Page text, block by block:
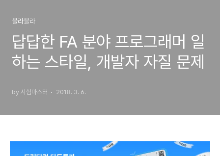
블라블라
답답한 FA 분야 프로그래머 일
하는 스타일, 개발자 자질 문제
by 시험마스터 2018. 3. 6.